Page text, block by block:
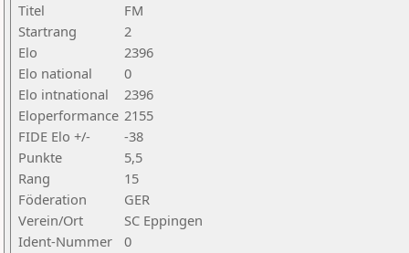
Titel
FM
Startrang
2
Elo
2396
Elo national
0
Elo intnational
2396
Eloperformance 2155
FIDE Elo +/-
-38
Punkte
5,5
Rang
15
Föderation
GER
Verein/Ort
SC Eppingen
Ident-Nummer
0